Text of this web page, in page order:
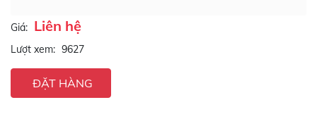
Giá: Liên hệ
Lượt xem: 9627
ĐẶT HÀNG